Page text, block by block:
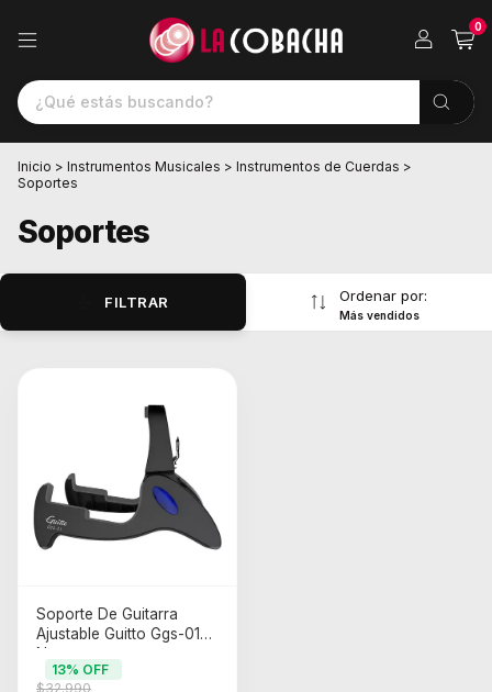
0
Inicio > Instrumentos Musicales > Instrumentos de Cuerdas >
Soportes
Soportes
FILTRAR Ordenar por:
Más vendidos
Soporte De Guitarra
Ajustable Guitto Ggs-01
Negro
$32.990
13% OFF